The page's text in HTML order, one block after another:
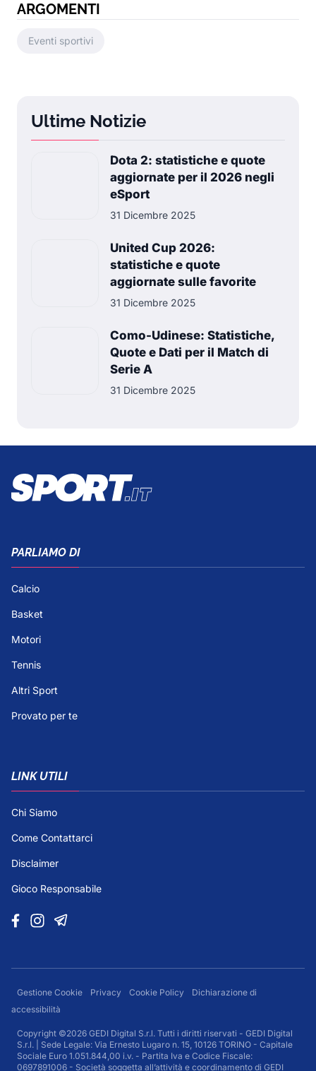
ARGOMENTI
Eventi sportivi
Ultime Notizie
Dota 2: statistiche e quote
aggiornate per il 2026 negli
eSport
31 Dicembre 2025
United Cup 2026:
statistiche e quote
aggiornate sulle favorite
31 Dicembre 2025
Como-Udinese: Statistiche,
Quote e Dati per il Match di
Serie A
31 Dicembre 2025
PARLIAMO DI
Calcio
Basket
Motori
Tennis
Altri Sport
Provato per te
LINK UTILI
Chi Siamo
Come Contattarci
Disclaimer
Gioco Responsabile
Gestione Cookie Privacy Cookie Policy
Dichiarazione di
accessibilità
Copyright ©2026 GEDI Digital S.r.l. Tutti i diritti riservati - GEDI Digital
S.r.l. | Sede Legale: Via Ernesto Lugaro n. 15, 10126 TORINO - Capitale
Sociale Euro 1.051.844,00 i.v. - Partita Iva e Codice Fiscale:
0697891006 - Società soggetta all’attività e coordinamento di GEDI